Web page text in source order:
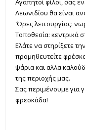
Αγαπητοί φίλοι, σας
Λεωνιδίου θα είναι
Ώρες λειτουργίας:
Τοποθεσία: κεντρικά
Ελάτε να στηρίξετε
προμηθευτείτε
ψάρια και αλλα
της περιοχής μας.
Σας περιμένουμε για
φρεσκάδα!